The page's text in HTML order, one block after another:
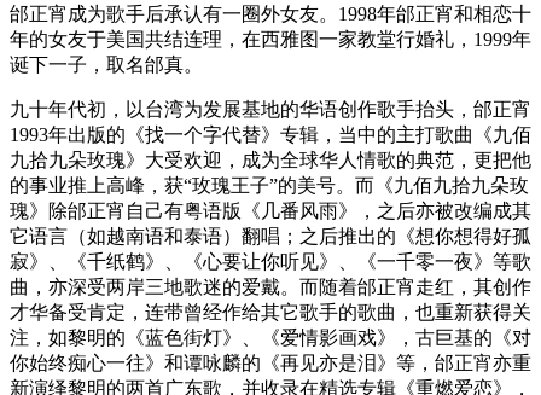
邰正宵成为歌手后承认有一圈外女友。1998年邰正宵和相恋十
年的女友于美国共结连理，在西雅图一家教堂行婚礼，1999年
诞下一子，取名邰真。
九十年代初，以台湾为发展基地的华语创作歌手抬头，邰正宵
1993年出版的《找一个字代替》专辑，当中的主打歌曲《九佰
九拾九朵玫瑰》大受欢迎，成为全球华人情歌的典范，更把他
的事业推上高峰，获“玫瑰王子”的美号。而《九佰九拾九朵玫
瑰》除邰正宵自己有粤语版《几番风雨》，之后亦被改编成其
它语言（如越南语和泰语）翻唱；之后推出的《想你想得好孤
寂》、《千纸鹤》、《心要让你听见》、《一千零一夜》等歌
曲，亦深受两岸三地歌迷的爱戴。而随着邰正宵走红，其创作
才华备受肯定，连带曾经作给其它歌手的歌曲，也重新获得关
注，如黎明的《蓝色街灯》、《爱情影画戏》，古巨基的《对
你始终痴心一往》和谭咏麟的《再见亦是泪》等，邰正宵亦重
新演绎黎明的两首广东歌，并收录在精选专辑《重燃爱恋》，